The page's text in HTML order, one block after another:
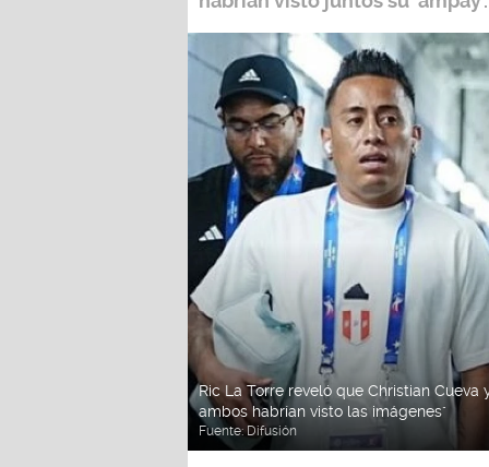
Ric La Torre reveló que Christian
ambos habrían visto las imágenes"
Fuente:Difusión